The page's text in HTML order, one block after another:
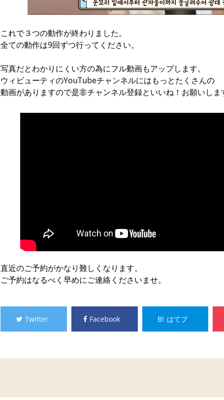
これで３つの動作が終わりました。
全ての動作は9回ずつ行ってください。
写真だとわかりにくい方の為にフル動画もアップします。
ウィビューティのYouTubeチャンネルにはもっとたくさんの
動画がありますので是非チャンネル登録といいね！お願いしま
直近のご予約がかなり難しくなります。
ご予約はなるべく早めにご連絡くださいませ。
Twitter Facebook B! はてブ